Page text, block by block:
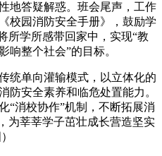
地答疑解惑。班会尾声，工作
校园消防安全手册》，鼓励学
所学所感带回家中，实现“教
响整个社会”的目标。
统单向灌输模式，以立体化的
防安全素养和临危处置能力。
“消校协作”机制，不断拓展消
为莘莘学子茁壮成长营造坚实